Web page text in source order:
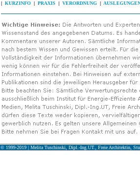
| KURZINFO | PRAXIS | VERORDNUNG |
© 1999-2019 | Melita Tuschinski, Dipl.-Ing.UT., Freie Architektin,